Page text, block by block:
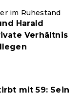
im Ruhestand
Harald
Verhältnis
mit 59: Sein